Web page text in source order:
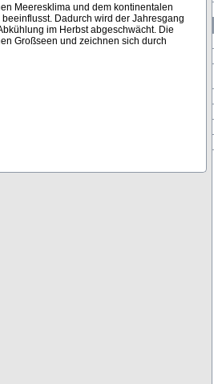
3 Webcams in Waren vorhanden.
Meeresklima und dem kontinentalen
Dadurch wird der Jahresgang
im Herbst abgeschwächt. Die
Großseen und zeichnen sich durch